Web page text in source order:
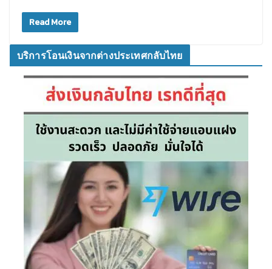
Read More
บริการโอนเงินจากต่างประเทศกลับไทย